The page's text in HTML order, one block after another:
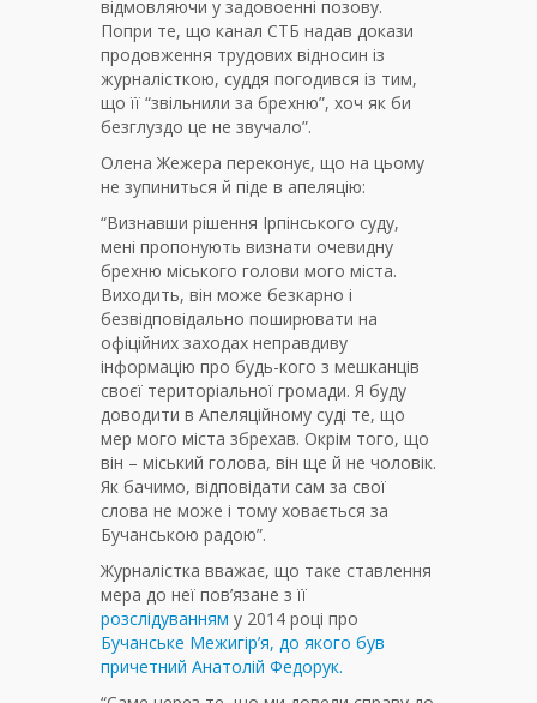
відмовляючи у задовоенні позову.
Попри те, що канал СТБ надав докази
продовження трудових відносин із
журналісткою, суддя погодився із тим,
що її “звільнили за брехню”, хоч як би
безглуздо це не звучало”.
Олена Жежера переконує, що на цьому
не зупиниться й піде в апеляцію:
“Визнавши рішення Ірпінського суду,
мені пропонують визнати очевидну
брехню міського голови мого міста.
Виходить, він може безкарно і
безвідповідально поширювати на
офіційних заходах неправдиву
інформацію про будь-кого з мешканців
своєї територіальної громади. Я буду
доводити в Апеляційному суді те, що
мер мого міста збрехав. Окрім того, що
він – міський голова, він ще й не чоловік.
Як бачимо, відповідати сам за свої
слова не може і тому ховається за
Бучанською радою”.
Журналістка вважає, що таке ставлення
мера до неї пов’язане з її
розслідуванням у 2014 році про
Бучанське Межигір’я, до якого був
причетний Анатолій Федорук.